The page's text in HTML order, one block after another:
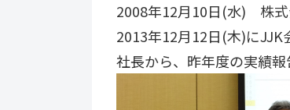
2008年12月10日(水) 株式
2013年12月12日(木)にJJK
社長から、昨年度の実績報